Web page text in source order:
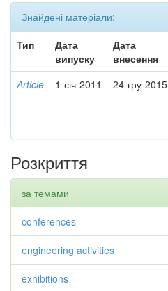
Знайдені матеріали:
Тип
Дата
випуску
Дата
внесення
Article 1-січ-2011 24-гру-2015
Розкриття
за темами
conferences
engineering activities
exhibitions